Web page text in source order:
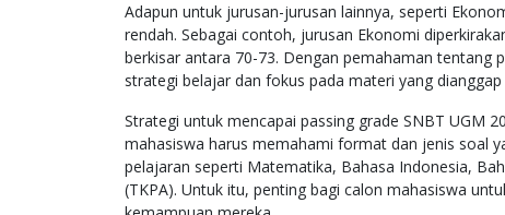
Adapun untuk jurusan-jurusan lainnya, seperti
rendah. Sebagai contoh, jurusan Ekonomi
berkisar antara 70-73. Dengan pemahaman tentang
strategi belajar dan fokus pada materi yang
Strategi untuk mencapai passing grade SNBT UGM
mahasiswa harus memahami format dan jenis soal
pelajaran seperti Matematika, Bahasa Indonesia,
(TKPA). Untuk itu, penting bagi calon mahasiswa